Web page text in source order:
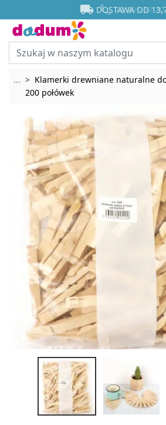

 DOSTAWA OD


... Rozwiń breadcrumbs
Klamerki drewniane naturalne
200 połówek